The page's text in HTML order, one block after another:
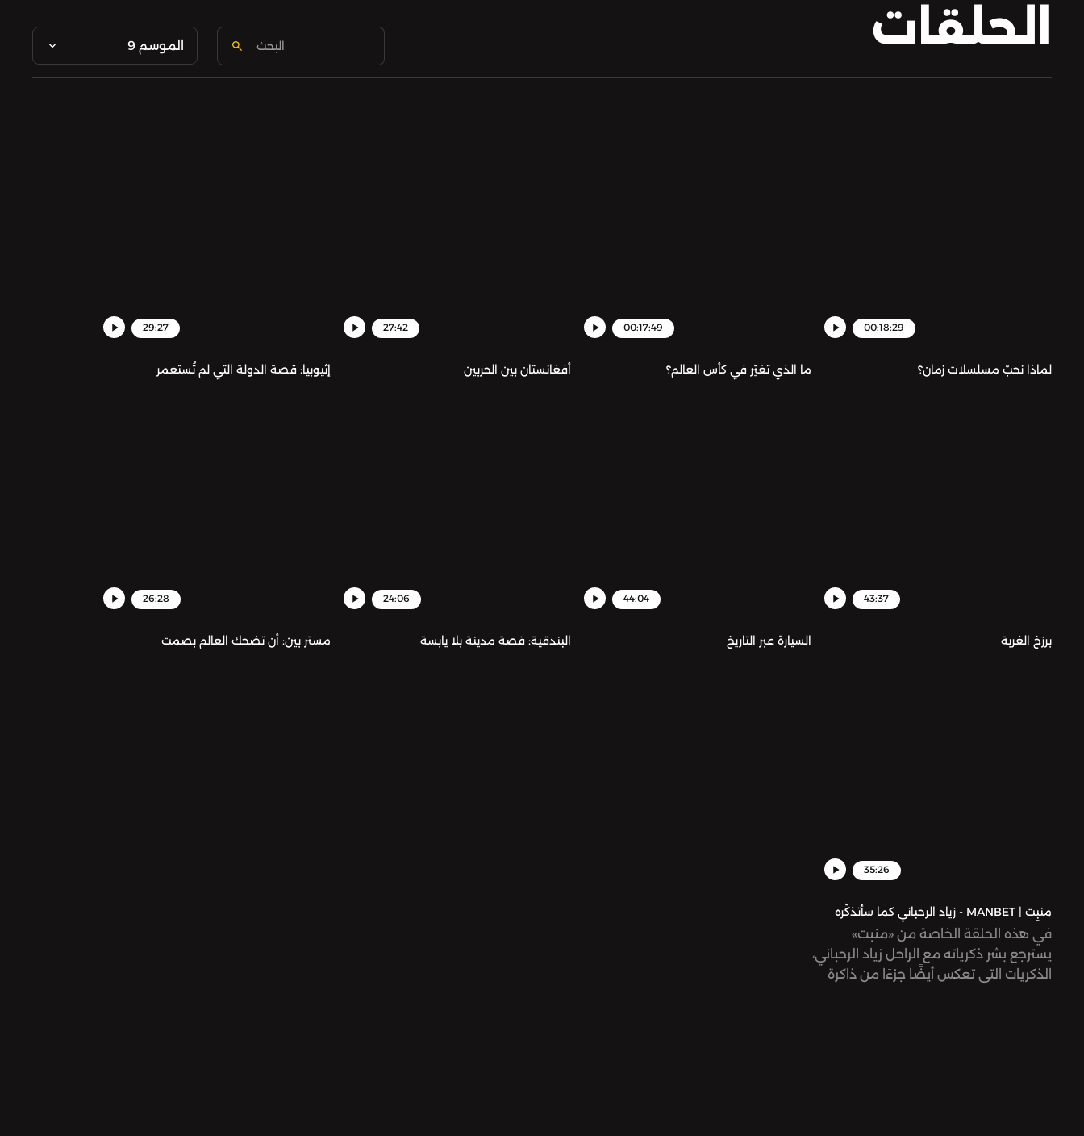
الحلقات الموسم 9
00:18:29
لماذا نحبّ مسلسلات زمان؟
00:17:49
ما الذي تغيّر في كأس العالم؟
27:42
أفغانستان بين الحربين
29:27
إثيوبيا: قصة الدولة التي لم تُستعمر
43:37
برزخ الغربة
44:04
السيارة عبر التاريخ
24:06
البندقية: قصة مدينة بلا يابسة
26:28
مستر بين: أن تضحك العالم بصمت
35:26
مَنبِت | MANBET - زياد الرحباني كما سأتذكّره
في هذه الحلقة الخاصة من «منبت»
يسترجع بشر ذكرياته مع الراحل زياد الرحباني،
الذكريات التي تعكس أيضًا جزءًا من ذاكرة